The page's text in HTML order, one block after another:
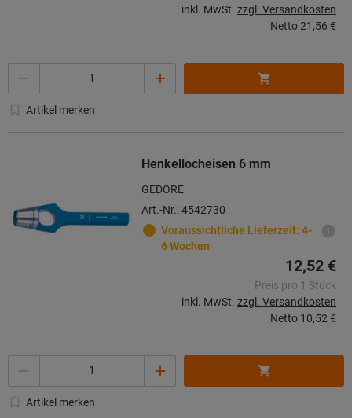
inkl. MwSt. zzgl. Versandkosten
Netto21,56 €
Artikel merken
Henkellocheisen 6 mm
GEDORE
Art.-Nr.: 4542730
Voraussichtliche Lieferzeit: 4-
6 Wochen
12,52 €
Preis pro 1 Stück
inkl. MwSt. zzgl. Versandkosten
Netto 10,52 €
Artikel merken